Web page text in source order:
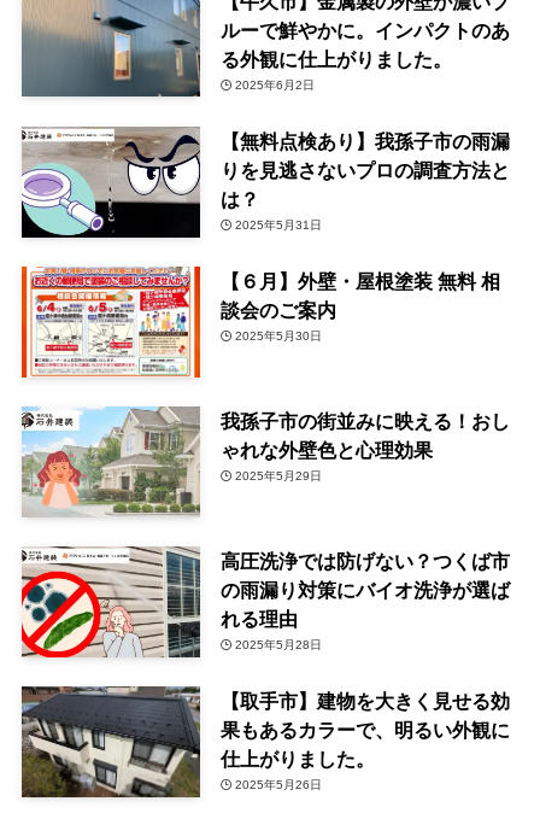
ルーで鮮やかに。インパクトのあ
る外観に仕上がりました。
2025年6月2日
【無料点検あり】我孫子市の雨漏
りを見逃さないプロの調査方法と
は？
2025年5月31日
【６月】外壁・屋根塗装 無料 相
談会のご案内
2025年5月30日
我孫子市の街並みに映える！おし
ゃれな外壁色と心理効果
2025年5月29日
高圧洗浄では防げない？つくば市
の雨漏り対策にバイオ洗浄が選ば
れる理由
2025年5月28日
【取手市】建物を大きく見せる効
果もあるカラーで、明るい外観に
仕上がりました。
2025年5月26日